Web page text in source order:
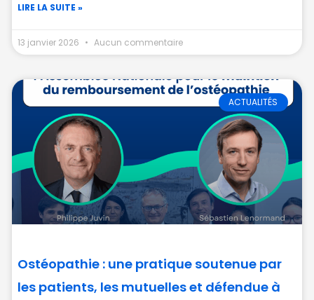
LIRE LA SUITE »
13 janvier 2026 Aucun commentaire
ACTUALITÉS
Ostéopathie : une pratique soutenue par
les patients, les mutuelles et défendue à